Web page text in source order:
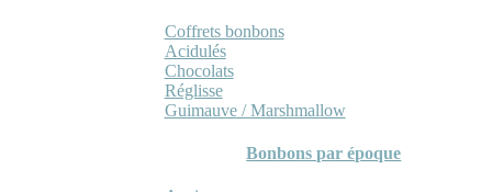
Coffrets bonbons
Acidulés
Chocolats
Réglisse
Guimauve / Marshmallow
Bonbons par époque